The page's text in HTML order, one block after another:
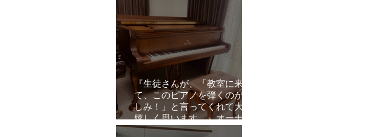
『生徒さんが、「教室に来
て、このピアノを弾くのが楽
しみ！」と言ってくれて大変
嬉しく思います。』オーナー
ズボイスVol.10